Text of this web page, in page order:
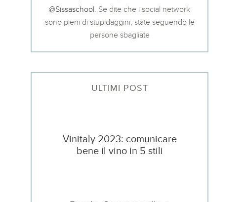
@Sissaschool . Se dite che i social network
sono pieni di stupidaggini, state seguendo le
persone sbagliate
ULTIMI POST
Vinitaly 2023: comunicare
bene il vino in 5 stili